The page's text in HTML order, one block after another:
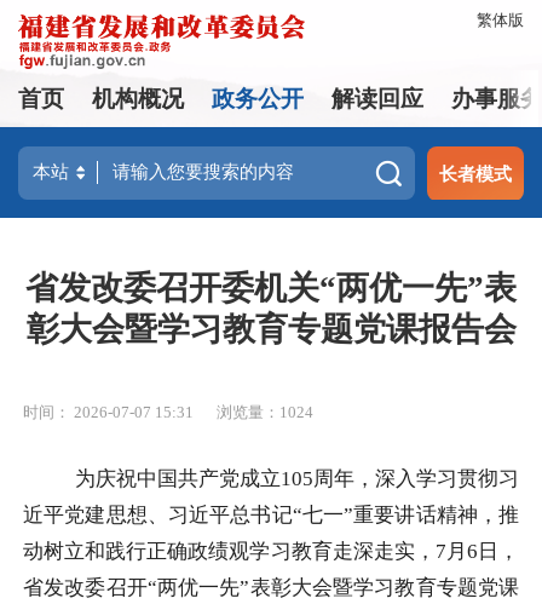
繁体版
首页 机构概况 政务公开 解读回应 办事服
长者模式
省发改委召开委机关“两优一先”表
彰大会暨学习教育专题党课报告会
时间： 2026-07-07 15:31 浏览量：1024
为庆祝中国共产党成立105周年，深入学习贯彻习
近平党建思想、习近平总书记“七一”重要讲话精神，推
动树立和践行正确政绩观学习教育走深走实，7月6日，
省发改委召开“两优一先”表彰大会暨学习教育专题党课